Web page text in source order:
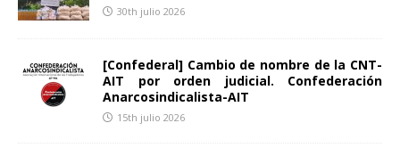
30th julio 2026
[Confederal] Cambio de nombre de la CNT-
AIT por orden judicial. Confederación
Anarcosindicalista-AIT
15th julio 2026